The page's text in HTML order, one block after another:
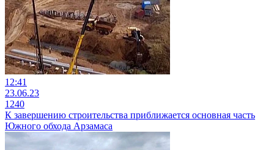
12:41
23.06.23
1240
К завершению строительства приближается основная часть
Южного обхода Арзамаса